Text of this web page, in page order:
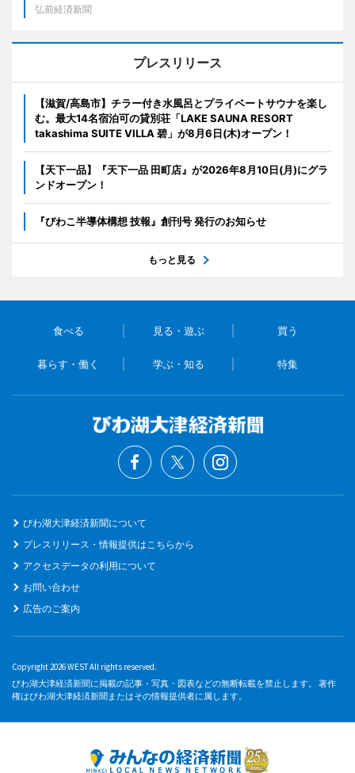
弘前経済新聞
プレスリリース
【滋賀/高島市】チラー付き水風呂とプライベートサウナを楽し
む。最大14名宿泊可の貸別荘「LAKE SAUNA RESORT
takashima SUITE VILLA 碧」が8月6日(木)オープン！
【天下一品】『天下一品 田町店』が2026年8月10日(月)にグラ
ンドオープン！
『びわこ半導体構想 技報』創刊号 発行のお知らせ
もっと見る
食べる 見る・遊ぶ 買う
暮らす・働く 学ぶ・知る 特集
びわ湖大津経済新聞について
プレスリリース・情報提供はこちらから
アクセスデータの利用について
お問い合わせ
広告のご案内
Copyright 2026 WEST All rights reserved.
びわ湖大津経済新聞に掲載の記事・写真・図表などの無断転載を禁止します。 著作
権はびわ湖大津経済新聞またはその情報提供者に属します。